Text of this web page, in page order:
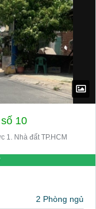
10
1. Nhà đất TP.HCM
2 Phòng ngủ